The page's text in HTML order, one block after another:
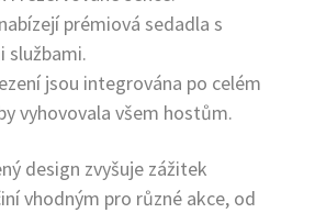
prémiová sedadla s
službami.
jsou integrována po celém
vyhovovala všem hostům.
design zvyšuje zážitek
vhodným pro různé akce, od